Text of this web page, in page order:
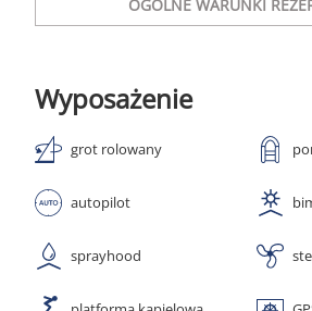
OGÓLNE WARUNKI
Wyposażenie
grot rolowany
autopilot
sprayhood